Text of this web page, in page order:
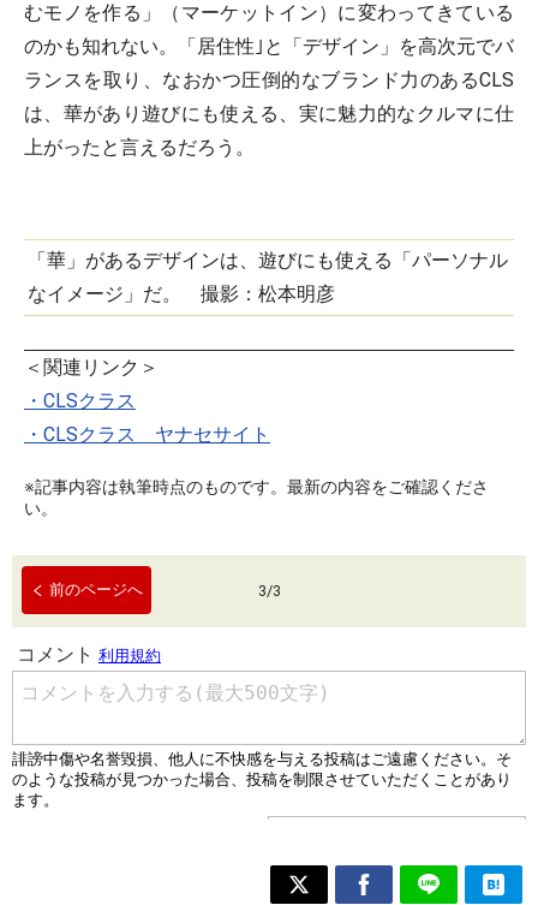
むモノを作る」（マーケットイン）に変わってきている
のかも知れない。「居住性｣と「デザイン」を高次元でバ
ランスを取り、なおかつ圧倒的なブランド力のあるCLS
は、華があり遊びにも使える、実に魅力的なクルマに仕
上がったと言えるだろう。
「華」があるデザインは、遊びにも使える「パーソナル
なイメージ」だ。 撮影：松本明彦
＜関連リンク＞
・CLSクラス
・CLSクラス ヤナセサイト
※記事内容は執筆時点のものです。最新の内容をご確認くださ
い。
前のページへ 3/3